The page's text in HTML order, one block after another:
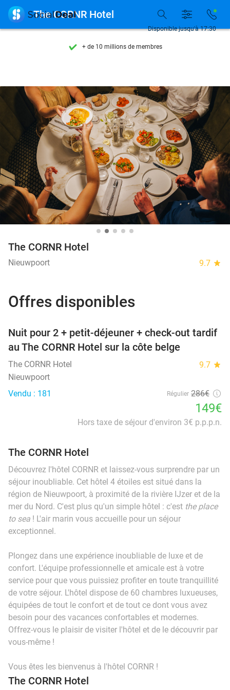
Disponible 7 jours par semaine
+ de 10 millions de membres
Disponible 7 jours par semaine
+ de 10 millions de membres
Disponible jusqu'à 17:30
 The CORNR Hotel
The CORNR Hotel
Nieuwpoort 9.7 star
Offres disponibles
Nuit pour 2 + petit-déjeuner + check-out tardif
au The CORNR Hotel sur la côte belge
The CORNR Hotel 9.7 star
Nieuwpoort
Vendu : 181
Régulier 286€
149€
Hors taxe de séjour d'environ 3€ p.p.p.n.
The CORNR Hotel
Découvrez l'hôtel CORNR et laissez-vous surprendre par un
séjour inoubliable. Cet hôtel 4 étoiles est situé dans la
région de Nieuwpoort, à proximité de la rivière IJzer et de la
mer du Nord. C'est plus qu'un simple hôtel : c'est the place
to sea ! L'air marin vous accueille pour un séjour
exceptionnel.
Plongez dans une expérience inoubliable de luxe et de
confort. L'équipe professionnelle et amicale est à votre
service pour que vous puissiez profiter en toute tranquillité
de votre séjour. L'hôtel dispose de 60 chambres luxueuses,
équipées de tout le confort et de tout ce dont vous avez
besoin pour des vacances confortables et modernes.
Offrez-vous le plaisir de visiter l'hôtel et de le découvrir par
vous-même !
Vous êtes les bienvenus à l'hôtel CORNR !
The CORNR Hotel